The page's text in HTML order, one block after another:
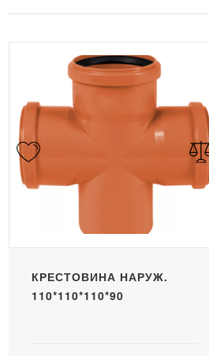
КРЕСТОВИНА НАРУЖ.
110*110*110*90